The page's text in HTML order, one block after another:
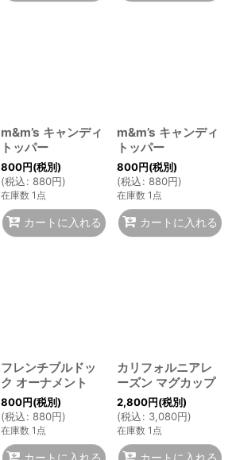
m&m’s キャンディ
トッパー
800円(税別)
(税込: 880円)
在庫数 1点
カートに入れる
m&m’s キャンディ
トッパー
800円(税別)
(税込: 880円)
在庫数 1点
カートに入れる
フレンチブルドッ
ク オーナメント
800円(税別)
(税込: 880円)
在庫数 1点
カリフォルニアレ
ーズン マグカップ
2,800円(税別)
(税込: 3,080円)
在庫数 1点